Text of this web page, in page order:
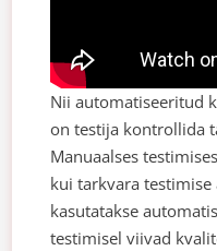
Nii automatiseeritud
on testija kontrollida
Manuaalses
kui tarkvara
kasutatakse
testimisel viivad